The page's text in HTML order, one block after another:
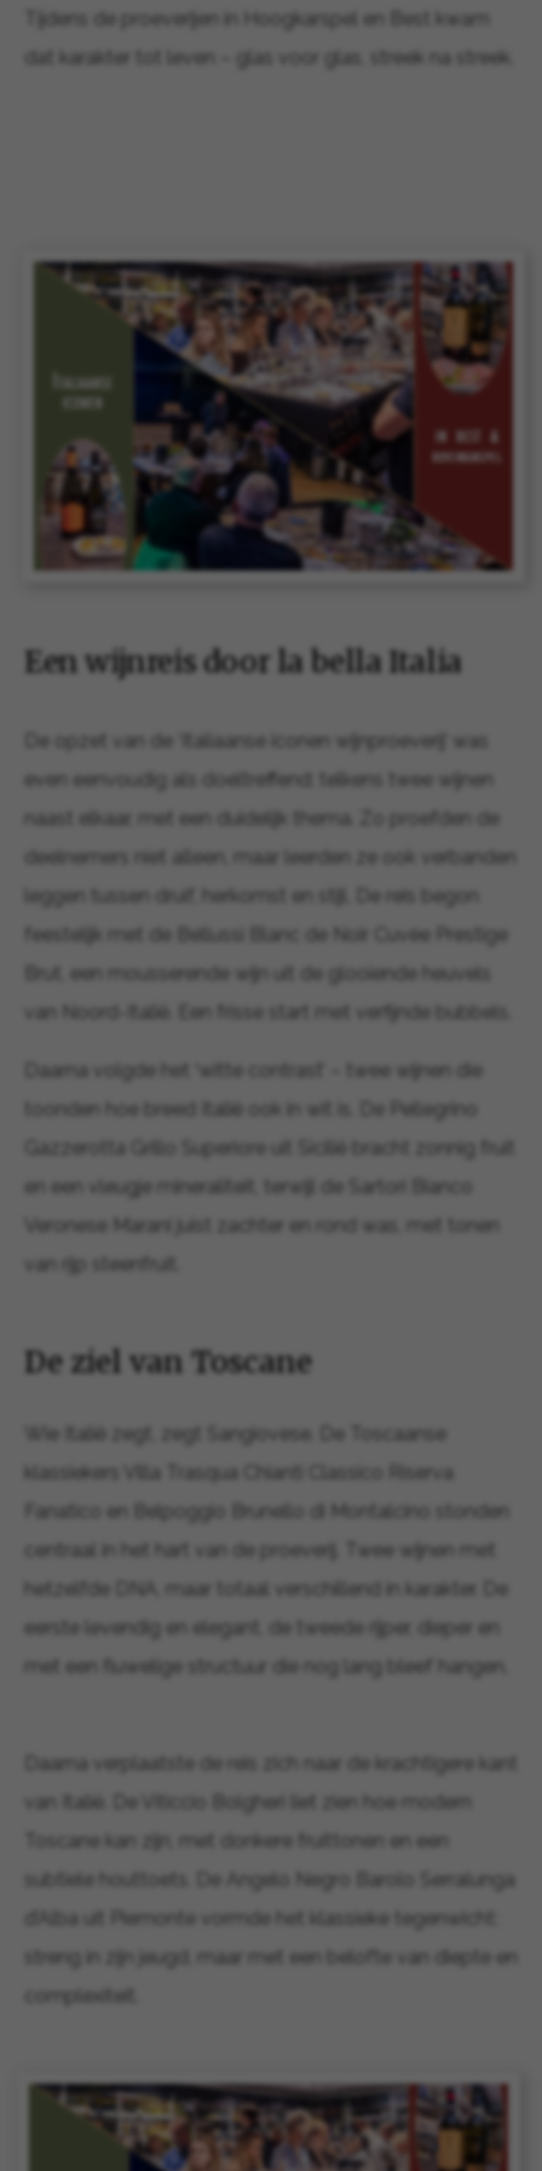
Tijdens de proeverijen in Hoogkarspel en Best kwam
dat karakter tot leven – glas voor glas, streek na streek.
Een wijnreis door la bella Italia
De opzet van de ‘Italiaanse iconen wijnproeverij’ was
even eenvoudig als doeltreffend: telkens twee wijnen
naast elkaar, met een duidelijk thema. Zo proefden de
deelnemers niet alleen, maar leerden ze ook verbanden
leggen tussen druif, herkomst en stijl. De reis begon
feestelijk met de Bellussi Blanc de Noir Cuvée Prestige
Brut, een mousserende wijn uit de glooiende heuvels
van Noord-Italië. Een frisse start met verfijnde bubbels.
Daarna volgde het ‘witte contrast’ – twee wijnen die
toonden hoe breed Italië ook in wit is. De Pellegrino
Gazzerotta Grillo Superiore uit Sicilië bracht zonnig fruit
en een vleugje mineraliteit, terwijl de Sartori Bianco
Veronese Marani juist zachter en rond was, met tonen
van rijp steenfruit.
De ziel van Toscane
Wie Italië zegt, zegt Sangiovese. De Toscaanse
klassiekers Villa Trasqua Chianti Classico Riserva
Fanatico en Belpoggio Brunello di Montalcino stonden
centraal in het hart van de proeverij. Twee wijnen met
hetzelfde DNA, maar totaal verschillend in karakter. De
eerste levendig en elegant, de tweede rijper, dieper en
met een fluwelige structuur die nog lang bleef hangen.
Daarna verplaatste de reis zich naar de krachtigere kant
van Italië. De Viticcio Bolgheri liet zien hoe modern
Toscane kan zijn, met donkere fruittonen en een
subtiele houttoets. De Angelo Negro Barolo Serralunga
d’Alba uit Piemonte vormde het klassieke tegenwicht:
streng in zijn jeugd, maar met een belofte van diepte en
complexiteit.